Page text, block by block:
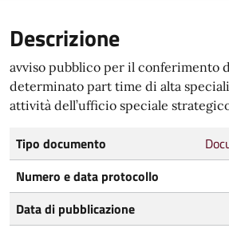
Descrizione
avviso pubblico per il conferimento
determinato part time di alta
attività dell’ufficio speciale
Tipo documento
Numero e data protocollo
Data di pubblicazione